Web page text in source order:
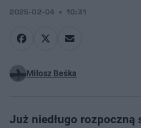
2025-02-04 10:31
Miłosz Beśka
Już niedługo rozpoczną